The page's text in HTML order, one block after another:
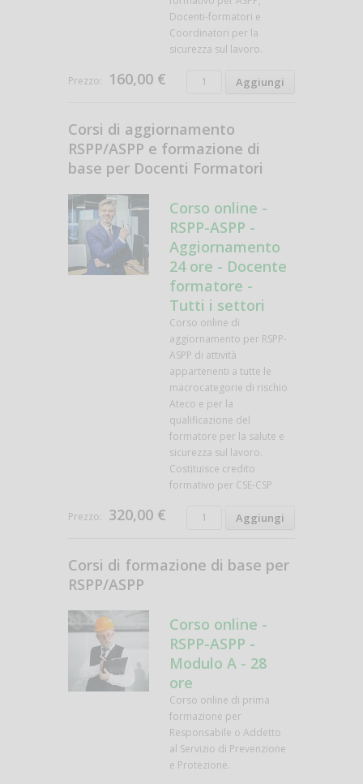
Docenti-formatori e
Coordinatori per la
sicurezza sul lavoro.
Prezzo: 160,00 €
Corsi di aggiornamento
RSPP/ASPP e formazione di
base per Docenti Formatori
Corso online -
RSPP-ASPP -
Aggiornamento
24 ore - Docente
formatore -
Tutti i settori
Corso online di
aggiornamento per RSPP-
ASPP di attività
appartenenti a tutte le
macrocategorie di rischio
Ateco e per la
qualificazione del
formatore per la salute e
sicurezza sul lavoro.
Costituisce credito
formativo per CSE-CSP
Prezzo: 320,00 €
Corsi di formazione di base per
RSPP/ASPP
Corso online -
RSPP-ASPP -
Modulo A - 28
ore
Corso online di prima
formazione per
Responsabile o Addetto
al Servizio di Prevenzione
e Protezione.